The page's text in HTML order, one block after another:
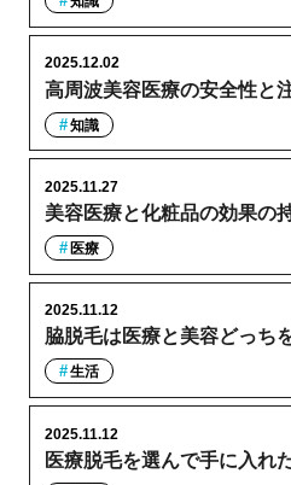
高周波美容医療の安全性と
2025.12.02
知識
美容医療と化粧品の効果の
2025.11.27
医療
脇脱毛は医療と美容どっち
2025.11.12
生活
医療脱毛を選んで手に入れ
2025.11.12